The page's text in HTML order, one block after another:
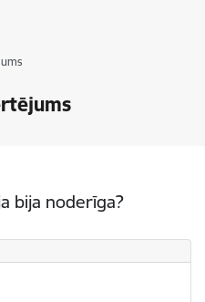
bija noderīga?